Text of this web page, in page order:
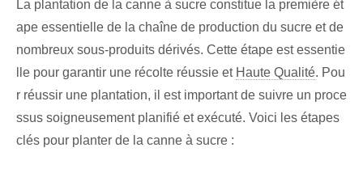
La plantation de la canne à sucre constitue la première ét
ape essentielle de la chaîne de production du sucre et de
nombreux sous-produits dérivés. Cette étape est essentie
lle pour garantir une récolte réussie et Haute Qualité. Pou
r réussir une plantation, il est important de suivre un proce
ssus soigneusement planifié et exécuté. Voici les étapes
clés pour planter de la canne à sucre :